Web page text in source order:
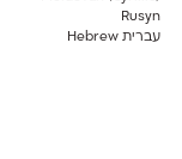
Rusyn
Hebrew עברית